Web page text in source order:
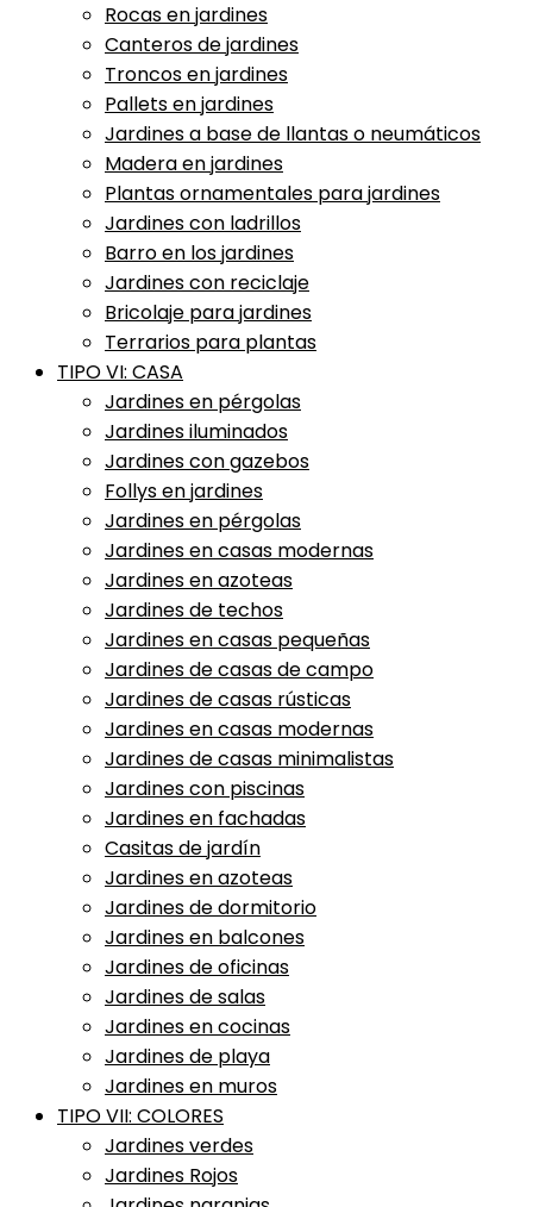
Rocas en jardines
Canteros de jardines
Troncos en jardines
Pallets en jardines
Jardines a base de llantas o neumáticos
Madera en jardines
Plantas ornamentales para jardines
Jardines con ladrillos
Barro en los jardines
Jardines con reciclaje
Bricolaje para jardines
Terrarios para plantas
TIPO VI: CASA
Jardines en pérgolas
Jardines iluminados
Jardines con gazebos
Follys en jardines
Jardines en pérgolas
Jardines en casas modernas
Jardines en azoteas
Jardines de techos
Jardines en casas pequeñas
Jardines de casas de campo
Jardines de casas rústicas
Jardines en casas modernas
Jardines de casas minimalistas
Jardines con piscinas
Jardines en fachadas
Casitas de jardín
Jardines en azoteas
Jardines de dormitorio
Jardines en balcones
Jardines de oficinas
Jardines de salas
Jardines en cocinas
Jardines de playa
Jardines en muros
TIPO VII: COLORES
Jardines verdes
Jardines Rojos